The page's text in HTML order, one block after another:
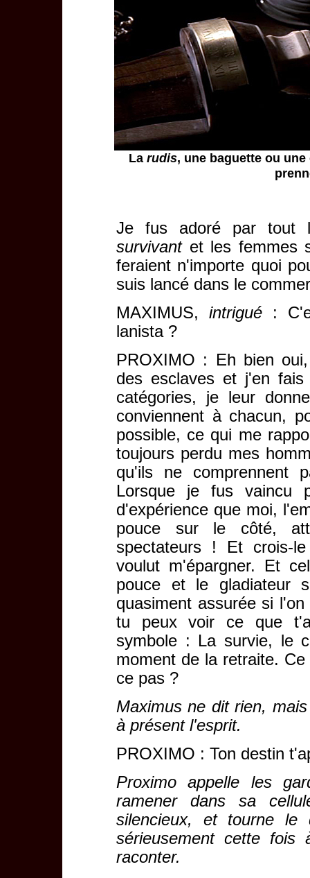
La rudis, une baguette ou
Je fus adoré par
survivantet les femmes
feraient n'importe quoi
suis lancé dans le
MAXIMUS,intrigué :
lanista ?
PROXIMO : Eh bien
des esclaves et j'en
catégories, je leur
conviennent à chacun,
possible, ce qui me
toujours perdu mes
qu'ils ne comprennent
Lorsque je fus vaincu
d'expérience que moi,
pouce sur le côté,
spectateurs ! Et crois-
voulut m'épargner. Et
pouce et le gladiateur
quasiment assurée si
tu peux voir ce que
symbole : La survie, le
moment de la retraite.
ce pas ?
Maximus ne dit rien,
à présent l'esprit.
PROXIMO : Ton destin
Proximo appelle les
ramener dans sa
silencieux, et tourne le
sérieusement cette
raconter.